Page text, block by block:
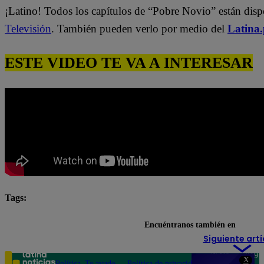
X
¡Latino! Todos los capítulos de “Pobre Novio” están
Televisión. También pueden verlo por medio del
ESTE VIDEO TE VA A INTERESAR
Tags:
Siguiente
Encuéntranos también en
Teléfono: 219